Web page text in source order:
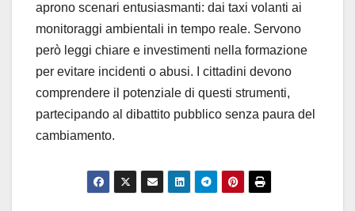
aprono scenari entusiasmanti: dai taxi volanti ai
monitoraggi ambientali in tempo reale. Servono
però leggi chiare e investimenti nella formazione
per evitare incidenti o abusi. I cittadini devono
comprendere il potenziale di questi strumenti,
partecipando al dibattito pubblico senza paura del
cambiamento.